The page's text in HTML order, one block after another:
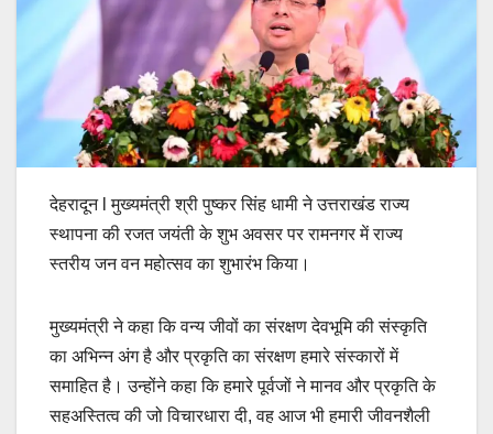
देहरादून l मुख्यमंत्री श्री पुष्कर सिंह धामी ने उत्तराखंड राज्य
स्थापना की रजत जयंती के शुभ अवसर पर रामनगर में राज्य
स्तरीय जन वन महोत्सव का शुभारंभ किया।
मुख्यमंत्री ने कहा कि वन्य जीवों का संरक्षण देवभूमि की संस्कृति
का अभिन्न अंग है और प्रकृति का संरक्षण हमारे संस्कारों में
समाहित है। उन्होंने कहा कि हमारे पूर्वजों ने मानव और प्रकृति के
सहअस्तित्व की जो विचारधारा दी, वह आज भी हमारी जीवनशैली